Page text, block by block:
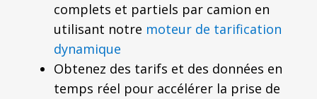
complets et partiels par camion en
utilisant notre moteur de tarification
dynamique
Obtenez des tarifs et des données en
temps réel pour accélérer la prise de